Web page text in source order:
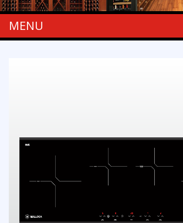
MENU